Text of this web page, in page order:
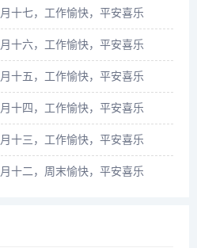
十七，工作愉快，平安喜乐
十六，工作愉快，平安喜乐
十五，工作愉快，平安喜乐
十四，工作愉快，平安喜乐
十三，工作愉快，平安喜乐
十二，周末愉快，平安喜乐